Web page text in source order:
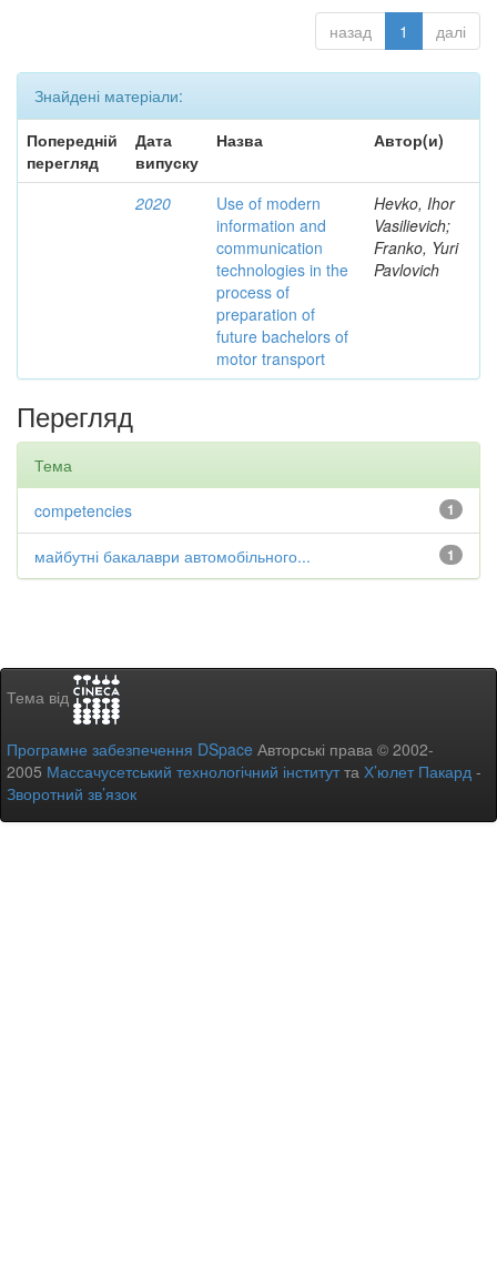
назад 1 далі
Знайдені матеріали:
Попередній
перегляд
Дата
випуску
Назва Автор(и)
2020
Use of modern
information and
communication
technologies in the
process of
preparation of
future bachelors of
motor transport
Hevko, Ihor
Vasilievich;
Franko, Yuri
Pavlovich
Перегляд
Тема
1
competencies
1
майбутні бакалаври автомобільного...
Тема від
Програмне забезпечення DSpace Авторські права © 2002-
2005 Массачусетський технологічний інститутта Х’юлет Пакард -
Зворотний зв’язок